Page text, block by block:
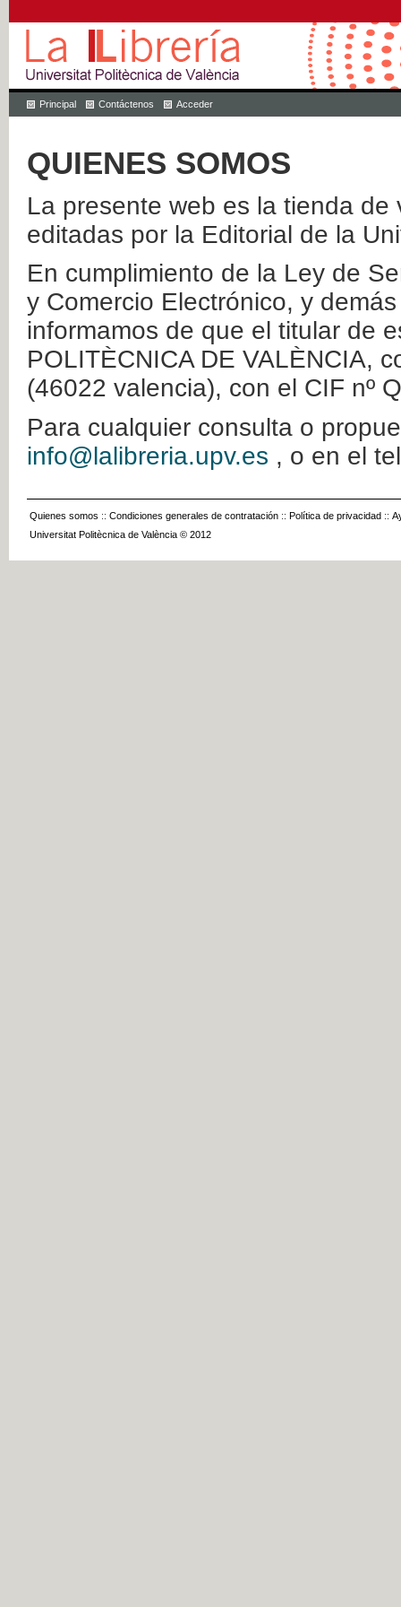
Principal Contáctenos Acceder
QUIENES SOMOS
La presente web es la tienda
editadas por la Editorial de la
En cumplimiento de la Ley de
y Comercio Electrónico, y
informamos de que el titular de
POLITÈCNICA DE VALÈNCIA,
(46022 valencia), con el CIF nº
Para cualquier consulta o
info@lalibreria.upv.es , o en el
Quienes somos :: Condiciones generales de contratación :: Política de privacidad ::
Universitat Politècnica de València © 2012